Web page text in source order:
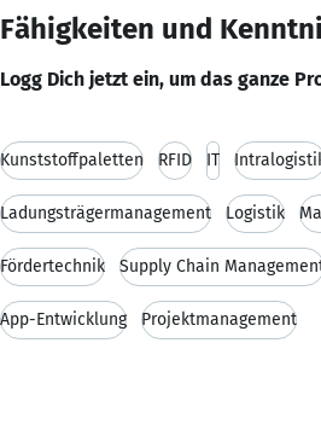
Fähigkeiten und
Logg Dich jetzt ein, um das ganze
Kunststoffpaletten RFID IT
Ladungsträgermanagement Logistik
Fördertechnik Supply Chain
App-Entwicklung Projektmanagement